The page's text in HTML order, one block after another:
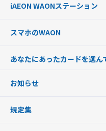
チャージ上限金額の変更について
iAEON WAONステーション
スマホのWAON
あなたにあったカードを選ん
フードバンク応援WAON
ご当地WAON
お知らせ
規定集